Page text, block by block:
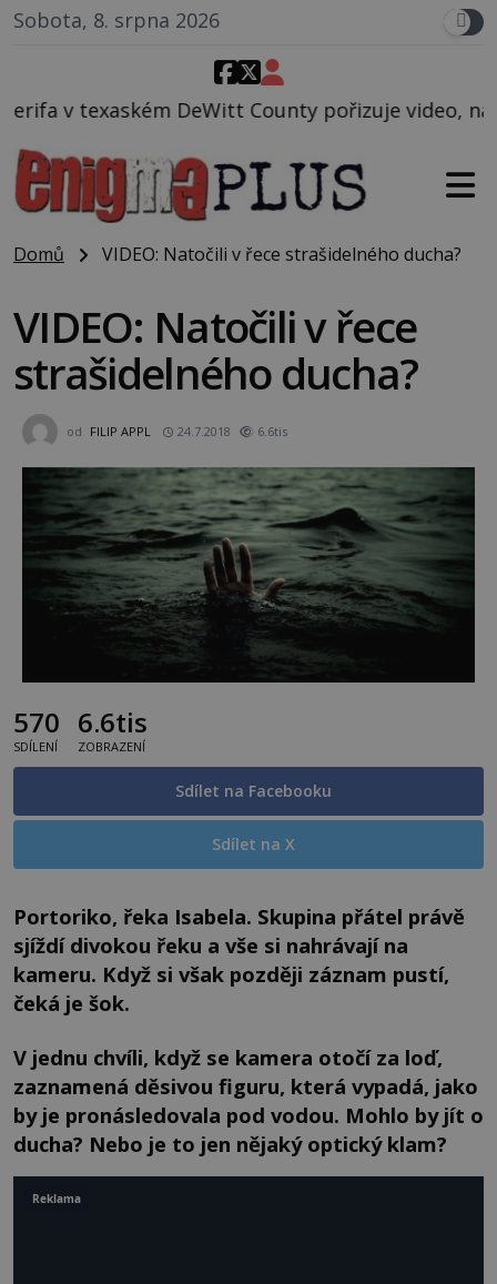
Sobota, 8. srpna 2026
County pořizuje video, na kterém před jeho
Domů VIDEO: Natočili v řece strašidelného ducha?
VIDEO: Natočili v řece
strašidelného ducha?
od FILIP APPL 24.7.2018 6.6tis
570
SDÍLENÍ
6.6tis
ZOBRAZENÍ
Sdílet na Facebooku
Sdílet na X
Portoriko, řeka Isabela. Skupina přátel právě
sjíždí divokou řeku a vše si nahrávají na
kameru. Když si však později záznam pustí,
čeká je šok.
V jednu chvíli, když se kamera otočí za loď,
zaznamená děsivou figuru, která vypadá, jako
by je pronásledovala pod vodou. Mohlo by jít o
ducha? Nebo je to jen nějaký optický klam?
Reklama